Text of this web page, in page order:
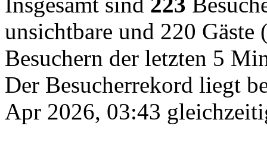
unsichtbare und 220 Gäste
Besuchern der letzten 5
Der Besucherrekord liegt
Apr 2026, 03:43